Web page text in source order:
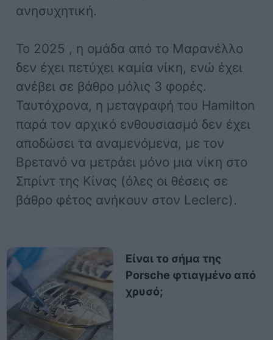
ανησυχητική.
Το 2025 , η ομάδα από το Μαρανέλλο
δεν έχει πετύχει καμία νίκη, ενώ έχει
ανέβει σε βάθρο μόλις 3 φορές.
Ταυτόχρονα, η μεταγραφή του Hamilton
παρά τον αρχικό ενθουσιασμό δεν έχει
αποδώσει τα αναμενόμενα, με τον
Βρετανό να μετράει μόνο μια νίκη στο
Σπρίντ της Κίνας (όλες οι θέσεις σε
βάθρο φέτος ανήκουν στον Leclerc).
Είναι το σήμα της
Porsche φτιαγμένο από
χρυσό;